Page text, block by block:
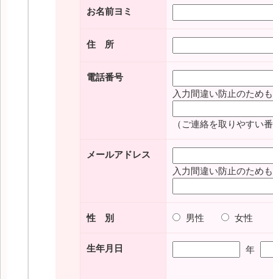
お名前ヨミ
住 所
電話番号
入力間違い防止のため
（ご連絡を取りやすい
メールアドレス
入力間違い防止のため
性 別 男性 女性
生年月日 年